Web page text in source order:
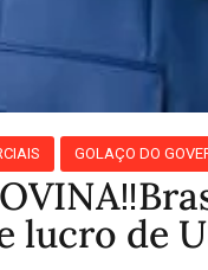
GOLAÇO DO
lucro de